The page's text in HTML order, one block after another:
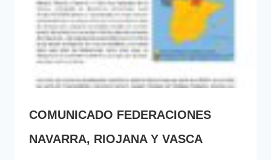
COMUNICADO FEDERACIONES
NAVARRA, RIOJANA Y VASCA